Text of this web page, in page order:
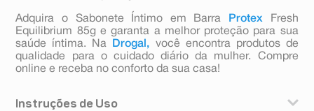
Adquira o Sabonete Íntimo em Barra Protex
Fresh
Equilibrium 85g e garanta a melhor proteção para sua
saúde íntima. Na
Drogal, você encontra produtos de
qualidade para o cuidado diário da mulher. Compre
online e receba no conforto da sua casa!
Instruções de Uso